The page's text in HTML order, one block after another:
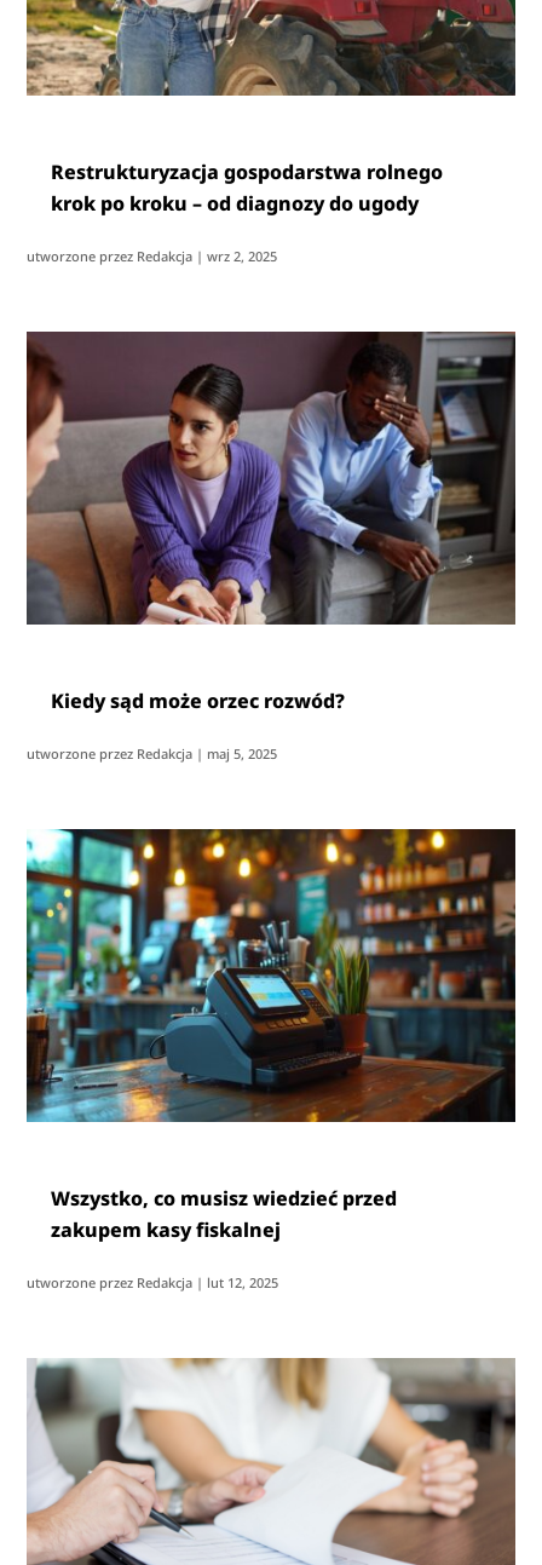
Restrukturyzacja gospodarstwa rolnego
krok po kroku – od diagnozy do ugody
utworzone przez Redakcja |wrz 2, 2025
Kiedy sąd może orzec rozwód?
utworzone przez Redakcja | maj 5, 2025
Wszystko, co musisz wiedzieć przed
zakupem kasy fiskalnej
utworzone przez Redakcja | lut 12, 2025